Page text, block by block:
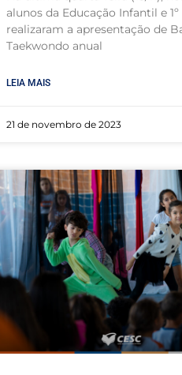
alunos da Educação Infantil e 1º
realizaram a apresentação de
Taekwondo anual
LEIA MAIS
21 de novembro de 2023